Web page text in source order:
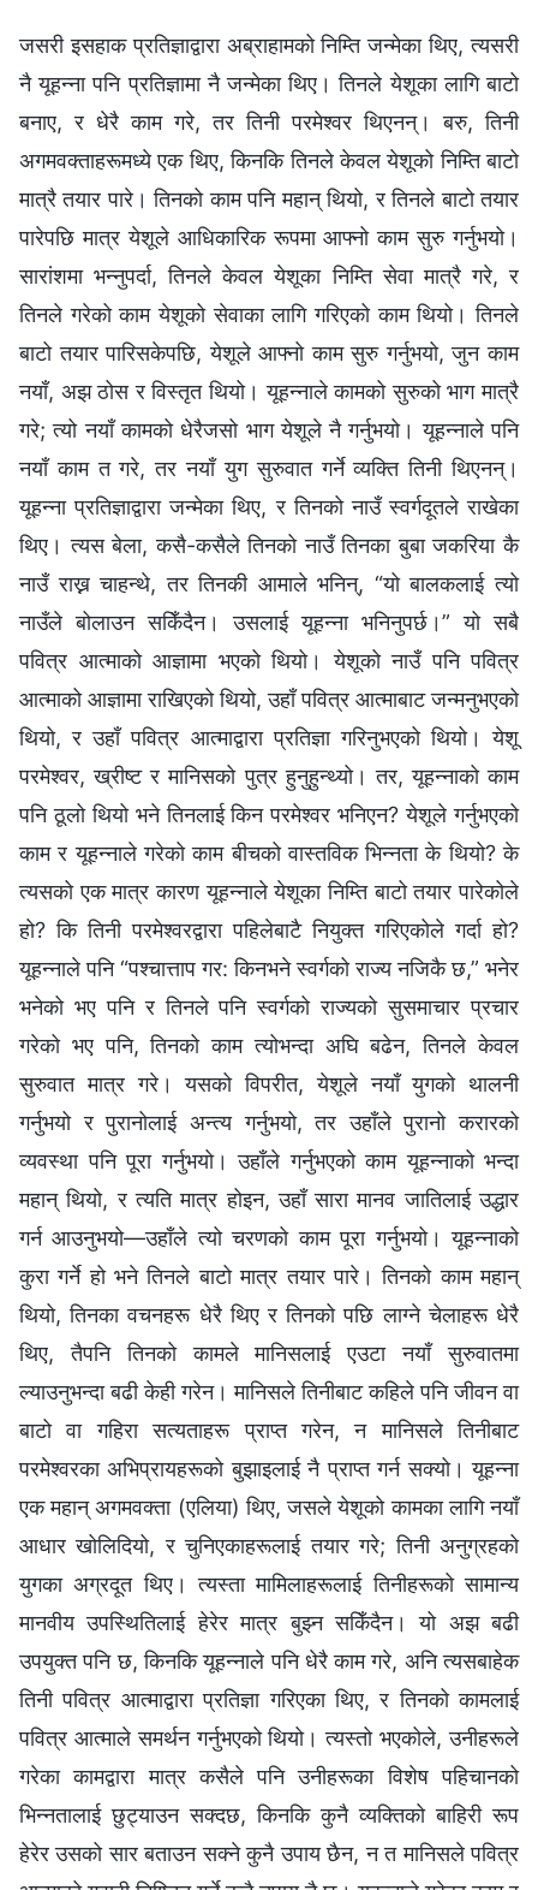
जसरी इसहाक प्रतिज्ञाद्वारा अब्राहामको निम्ति जन्मेका थिए, त्यसरी
नै यूहन्ना पनि प्रतिज्ञामा नै जन्मेका थिए। तिनले येशूका लागि बाटो
बनाए, र धेरै काम गरे, तर तिनी परमेश्‍वर थिएनन्। बरु, तिनी
अगमवक्ताहरूमध्ये एक थिए, किनकि तिनले केवल येशूको निम्ति बाटो
मात्रै तयार पारे। तिनको काम पनि महान् थियो, र तिनले बाटो तयार
पारेपछि मात्र येशूले आधिकारिक रूपमा आफ्नो काम सुरु गर्नुभयो।
सारांशमा भन्नुपर्दा, तिनले केवल येशूका निम्ति सेवा मात्रै गरे, र
तिनले गरेको काम येशूको सेवाका लागि गरिएको काम थियो। तिनले
बाटो तयार पारिसकेपछि, येशूले आफ्नो काम सुरु गर्नुभयो, जुन काम
नयाँ, अझ ठोस र विस्तृत थियो। यूहन्नाले कामको सुरुको भाग मात्रै
गरे; त्यो नयाँ कामको धेरैजसो भाग येशूले नै गर्नुभयो। यूहन्नाले पनि
नयाँ काम त गरे, तर नयाँ युग सुरुवात गर्ने व्यक्ति तिनी थिएनन्।
यूहन्ना प्रतिज्ञाद्वारा जन्मेका थिए, र तिनको नाउँ स्वर्गदूतले राखेका
थिए। त्यस बेला, कसै-कसैले तिनको नाउँ तिनका बुबा जकरिया कै
नाउँ राख्न चाहन्थे, तर तिनकी आमाले भनिन्, “यो बालकलाई त्यो
नाउँले बोलाउन सकिँदैन। उसलाई यूहन्ना भनिनुपर्छ।” यो सबै
पवित्र आत्माको आज्ञामा भएको थियो। येशूको नाउँ पनि पवित्र
आत्माको आज्ञामा राखिएको थियो, उहाँ पवित्र आत्माबाट जन्मनुभएको
थियो, र उहाँ पवित्र आत्माद्वारा प्रतिज्ञा गरिनुभएको थियो। येशू
परमेश्‍वर, ख्रीष्ट र मानिसको पुत्र हुनुहुन्थ्यो। तर, यूहन्नाको काम
पनि ठूलो थियो भने तिनलाई किन परमेश्‍वर भनिएन? येशूले गर्नुभएको
काम र यूहन्नाले गरेको काम बीचको वास्तविक भिन्नता के थियो? के
त्यसको एक मात्र कारण यूहन्नाले येशूका निम्ति बाटो तयार पारेकोले
हो? कि तिनी परमेश्‍वरद्वारा पहिलेबाटै नियुक्त गरिएकोले गर्दा हो?
यूहन्नाले पनि “पश्‍चात्ताप गर: किनभने स्वर्गको राज्य नजिकै छ,” भनेर
भनेको भए पनि र तिनले पनि स्वर्गको राज्यको सुसमाचार प्रचार
गरेको भए पनि, तिनको काम त्योभन्दा अघि बढेन, तिनले केवल
सुरुवात मात्र गरे। यसको विपरीत, येशूले नयाँ युगको थालनी
गर्नुभयो र पुरानोलाई अन्त्य गर्नुभयो, तर उहाँले पुरानो करारको
व्यवस्था पनि पूरा गर्नुभयो। उहाँले गर्नुभएको काम यूहन्नाको भन्दा
महान् थियो, र त्यति मात्र होइन, उहाँ सारा मानव जातिलाई उद्धार
गर्न आउनुभयो—उहाँले त्यो चरणको काम पूरा गर्नुभयो। यूहन्नाको
कुरा गर्ने हो भने तिनले बाटो मात्र तयार पारे। तिनको काम महान्
थियो, तिनका वचनहरू धेरै थिए र तिनको पछि लाग्ने चेलाहरू धेरै
थिए, तैपनि तिनको कामले मानिसलाई एउटा नयाँ सुरुवातमा
ल्याउनुभन्दा बढी केही गरेन। मानिसले तिनीबाट कहिले पनि जीवन वा
बाटो वा गहिरा सत्यताहरू प्राप्त गरेन, न मानिसले तिनीबाट
परमेश्‍वरका अभिप्रायहरूको बुझाइलाई नै प्राप्त गर्न सक्यो। यूहन्ना
एक महान् अगमवक्ता (एलिया) थिए, जसले येशूको कामका लागि नयाँ
आधार खोलिदियो, र चुनिएकाहरूलाई तयार गरे; तिनी अनुग्रहको
युगका अग्रदूत थिए। त्यस्ता मामिलाहरूलाई तिनीहरूको सामान्य
मानवीय उपस्थितिलाई हेरेर मात्र बुझ्न सकिँदैन। यो अझ बढी
उपयुक्त पनि छ, किनकि यूहन्नाले पनि धेरै काम गरे, अनि त्यसबाहेक
तिनी पवित्र आत्माद्वारा प्रतिज्ञा गरिएका थिए, र तिनको कामलाई
पवित्र आत्माले समर्थन गर्नुभएको थियो। त्यस्तो भएकोले, उनीहरूले
गरेका कामद्वारा मात्र कसैले पनि उनीहरूका विशेष पहिचानको
भिन्नतालाई छुट्याउन सक्दछ, किनकि कुनै व्यक्तिको बाहिरी रूप
हेरेर उसको सार बताउन सक्ने कुनै उपाय छैन, न त मानिसले पवित्र